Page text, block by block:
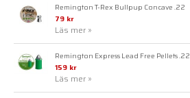
Remington T-Rex Bullpup Concave .22
79 kr
Läs mer »
Remington Express Lead Free Pellets .22
159 kr
Läs mer »